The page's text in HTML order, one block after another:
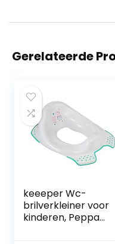
Gerelateerde
keeeper Wc-
brilverkleiner voor
kinderen, Peppa